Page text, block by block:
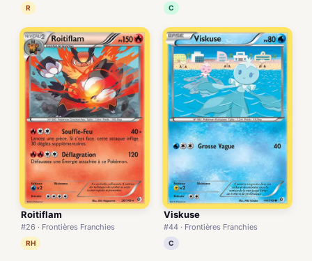
R C
Roitiflam
#26 · Frontières Franchies
RH
Viskuse
#44 · Frontières Franchies
C